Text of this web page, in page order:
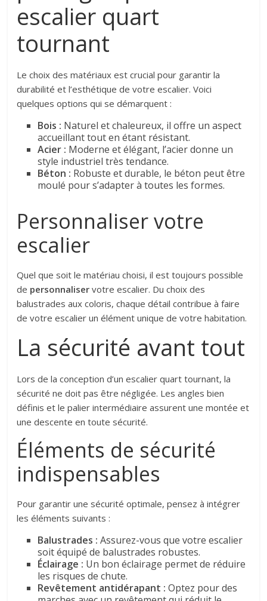
escalier quart
tournant
Le choix des matériaux est crucial pour garantir la
durabilité et l’esthétique de votre escalier. Voici
quelques options qui se démarquent :
Bois : Naturel et chaleureux, il offre un aspect
accueillant tout en étant résistant.
Acier : Moderne et élégant, l’acier donne un
style industriel très tendance.
Béton : Robuste et durable, le béton peut être
moulé pour s’adapter à toutes les formes.
Personnaliser votre
escalier
Quel que soit le matériau choisi, il est toujours possible
de personnaliser votre escalier. Du choix des
balustrades aux coloris, chaque détail contribue à faire
de votre escalier un élément unique de votre habitation.
La sécurité avant tout
Lors de la conception d’un escalier quart tournant, la
sécurité ne doit pas être négligée. Les angles bien
définis et le palier intermédiaire assurent une montée et
une descente en toute sécurité.
Éléments de sécurité
indispensables
Pour garantir une sécurité optimale, pensez à intégrer
les éléments suivants :
Balustrades : Assurez-vous que votre escalier
soit équipé de balustrades robustes.
Éclairage : Un bon éclairage permet de réduire
les risques de chute.
Revêtement antidérapant : Optez pour des